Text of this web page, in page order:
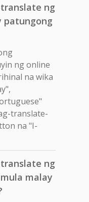
ng
patungong
ng online
na wika
translate-
na "I-
ng
malay